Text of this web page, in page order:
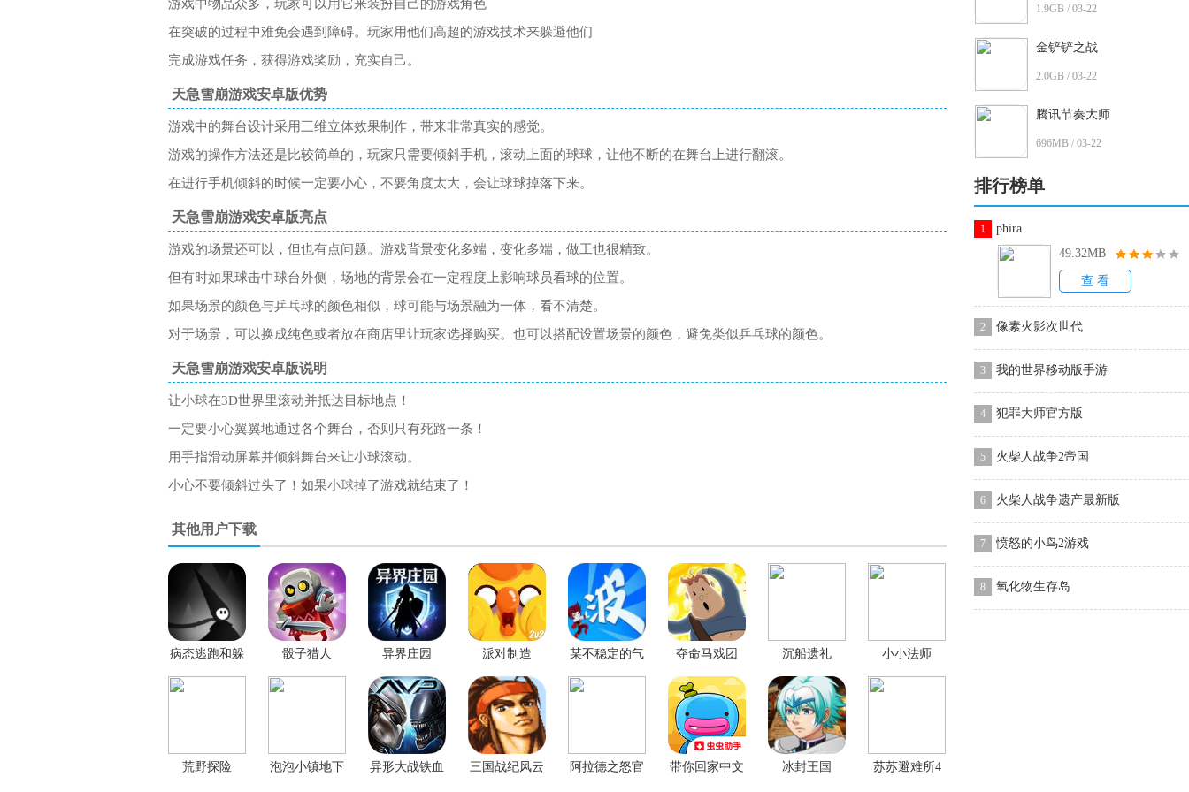
游戏中物品众多，玩家可以用它来装扮自己的游戏角色
在突破的过程中难免会遇到障碍。玩家用他们高超的游戏技术来躲避他们
完成游戏任务，获得游戏奖励，充实自己。
天急雪崩游戏安卓版优势
游戏中的舞台设计采用三维立体效果制作，带来非常真实的感觉。
游戏的操作方法还是比较简单的，玩家只需要倾斜手机，滚动上面的球球，让他不断的在舞台上进行翻滚。
在进行手机倾斜的时候一定要小心，不要角度太大，会让球球掉落下来。
天急雪崩游戏安卓版亮点
游戏的场景还可以，但也有点问题。游戏背景变化多端，变化多端，做工也很精致。
但有时如果球击中球台外侧，场地的背景会在一定程度上影响球员看球的位置。
如果场景的颜色与乒乓球的颜色相似，球可能与场景融为一体，看不清楚。
对于场景，可以换成纯色或者放在商店里让玩家选择购买。也可以搭配设置场景的颜色，避免类似乒乓球的颜色。
天急雪崩游戏安卓版说明
让小球在3D世界里滚动并抵达目标地点！
一定要小心翼翼地通过各个舞台，否则只有死路一条！
用手指滑动屏幕并倾斜舞台来让小球滚动。
小心不要倾斜过头了！如果小球掉了游戏就结束了！
其他用户下载
病态逃跑和躲
避手游
骰子猎人 异界庄园 派对制造
某不稳定的气
功波
夺命马戏团 沉船遗礼 小小法师
荒野探险
泡泡小镇地下
异形大战铁血
三国战纪风云
阿拉德之怒官
带你回家中文
冰封王国 苏苏避难所4
1.9GB / 03-22
金铲铲之战
2.0GB / 03-22
腾讯节奏大师
696MB / 03-22
排行榜单
1
phira
49.32MB
查 看
2 像素火影次世代
3 我的世界移动版手游
4 犯罪大师官方版
5 火柴人战争2帝国
6 火柴人战争遗产最新版
7 愤怒的小鸟2游戏
8 氧化物生存岛